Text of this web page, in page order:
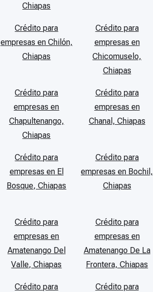
Chiapas
Crédito para
empresas en Chilón,
Chiapas
Crédito para
empresas en
Chicomuselo,
Chiapas
Crédito para
empresas en
Chapultenango,
Chiapas
Crédito para
empresas en
Chanal, Chiapas
Crédito para
empresas en El
Bosque, Chiapas
Crédito para
empresas en Bochil,
Chiapas
Crédito para
empresas en
Amatenango Del
Valle, Chiapas
Crédito para
empresas en
Amatenango De La
Frontera, Chiapas
Crédito para
Crédito para